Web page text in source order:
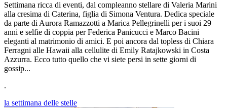
Settimana ricca di eventi, dal compleanno stellare di Valeria Marini
alla cresima di Caterina, figlia di Simona Ventura. Dedica speciale
da parte di Aurora Ramazzotti a Marica Pellegrinelli per i suoi 29
anni e selfie di coppia per Federica Panicucci e Marco Bacini
eleganti al matrimonio di amici. E poi ancora dal topless di Chiara
Ferragni alle Hawaii alla cellulite di Emily Ratajkowski in Costa
Azzurra. Ecco tutto quello che vi siete persi in sette giorni di
gossip...
.
la settimana delle stelle